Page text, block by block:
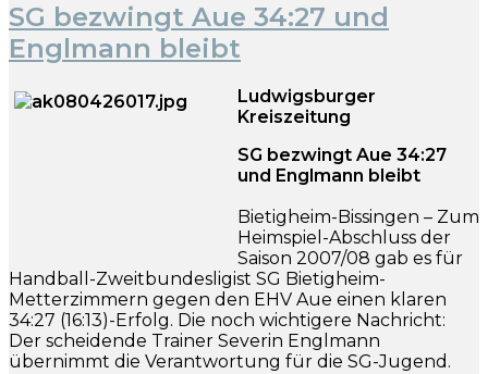
SG bezwingt Aue 34:27 und
Englmann bleibt
Ludwigsburger
Kreiszeitung
SG bezwingt Aue 34:27
und Englmann bleibt
Bietigheim-Bissingen – Zum
Heimspiel-Abschluss der
Saison 2007/08 gab es für
Handball-Zweitbundesligist SG Bietigheim-
Metterzimmern gegen den EHV Aue einen klaren
34:27 (16:13)-Erfolg. Die noch wichtigere Nachricht:
Der scheidende Trainer Severin Englmann
übernimmt die Verantwortung für die SG-Jugend.